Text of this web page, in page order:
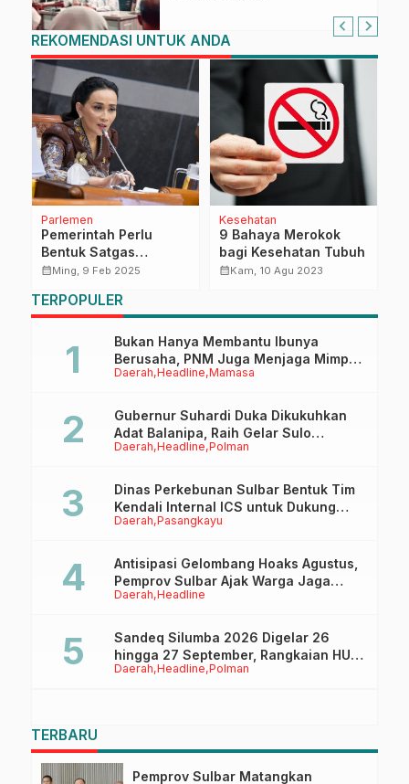
REKOMENDASI UNTUK ANDA
Parlemen
Pemerintah Perlu
Bentuk Satgas
Antisipasi Kebijakan
Trump
calendar_monthMing, 9 Feb 2025
Kesehatan
9 Bahaya Merokok
bagi Kesehatan Tubuh
calendar_monthKam, 10 Agu 2023
TERPOPULER
Daerah Headline Mamasa
Bukan Hanya Membantu Ibunya
Berusaha, PNM Juga Menjaga Mimpi
Anaknya Untuk Menggapai Cita-Cita
Daerah Headline Polman
Gubernur Suhardi Duka Dikukuhkan
Adat Balanipa, Raih Gelar Sulo
Tappidena
Daerah Pasangkayu
Dinas Perkebunan Sulbar Bentuk Tim
Kendali Internal ICS untuk Dukung
Sertifikasi ISPO Pekebun di
Daerah Headline
Antisipasi Gelombang Hoaks Agustus,
Pemprov Sulbar Ajak Warga Jaga
Ruang Digital
Daerah Headline Polman
Sandeq Silumba 2026 Digelar 26
hingga 27 September, Rangkaian HUT
Sulbar
TERBARU
Pemprov Sulbar Matangkan